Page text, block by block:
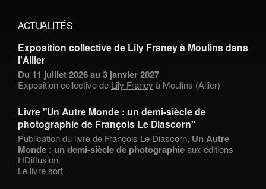
ACTUALITÉS
Exposition collective de Lily Franey à Moulins dans
l'Allier
Du 11 juillet 2026 au 3 janvier 2027
Exposition collective de Lily Franey à Moulins (Allier)
Livre "Un Autre Monde : un demi-siècle de
photographie de François Le Diascorn"
Publication du livre de François Le Diascorn, Un Autre
Monde : un demi-siècle de photographieaux éditions
HDiffusion.
Le livre sort